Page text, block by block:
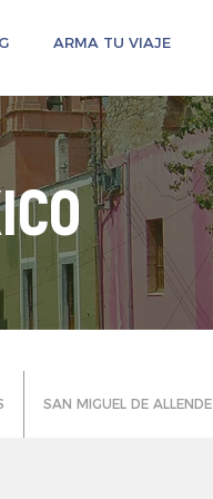
ARMA TU VIAJE
SAN MIGUEL DE ALLENDE